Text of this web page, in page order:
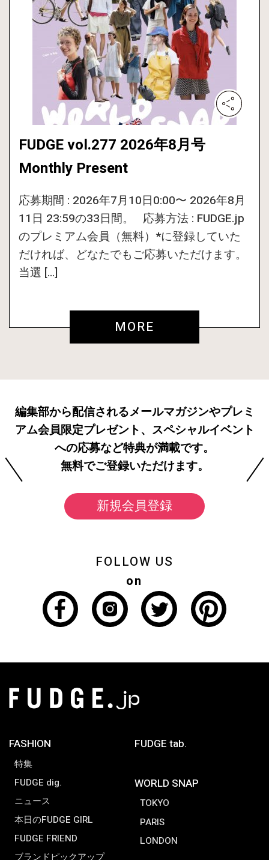
FUDGE vol.277 2026年8月号
Monthly Present
応募期間 : 2026年7月10日0:00〜 2026年8月
11日 23:59の33日間。 応募方法 : FUDGE.jp
のプレミアム会員（無料）*に登録していた
だければ、どなたでもご応募いただけます。
当選 […]
MORE
編集部から配信されるメールマガジンやプレミ
アム会員限定プレゼント、スペシャルイベント
への応募など特典が満載です。
無料でご登録いただけます。
新規会員登録
FOLLOW US
on
FASHION
特集
FUDGE dig.
ニュース
本日のFUDGE GIRL
FUDGE FRIEND
ブランドピックアップ
FUDGE tab.
WORLD SNAP
TOKYO
PARIS
LONDON